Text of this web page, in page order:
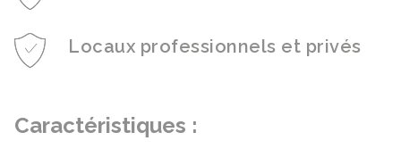
Locaux professionnels et privés
Caractéristiques :